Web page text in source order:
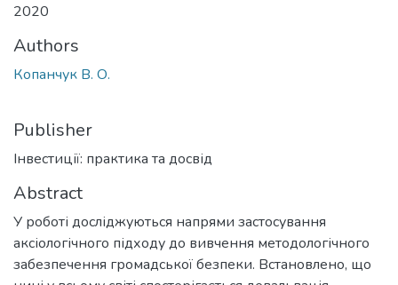
2020
Authors
Копанчук В. О.
Publisher
Інвестиції: практика та досвід
Abstract
У роботі досліджуються напрями застосування
аксіологічного підходу до вивчення методологічного
забезпечення громадської безпеки. Встановлено, що